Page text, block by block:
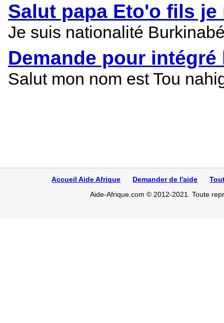
Salut papa Eto'o fils
Je suis nationalité
Demande pour intégré
Salut mon nom est Tou
Accueil Aide Afrique Demander de l'aide
Aide-Afrique.com © 2012-2021. Toute